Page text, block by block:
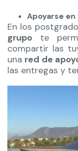
Apoyarse
En los
grupo te
compartir las
una red de
las entregas y